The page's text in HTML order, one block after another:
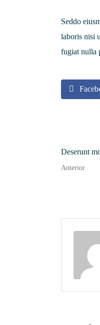
Seddo
laboris nisi
fugiat nulla
Deserunt
Anterior